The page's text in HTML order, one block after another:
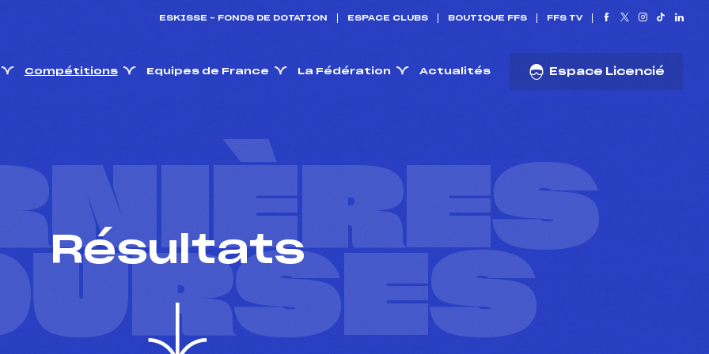
ESKISSE – FONDS DE DOTATION ESPACE CLUBS BOUTIQUE FFS FFS TV
Compétitions Equipes de France La Fédération Actualités Espace Licencié
Résultats